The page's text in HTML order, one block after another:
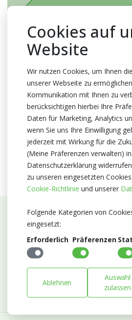
Abonnieren Sie unseren
Bleiben Sie auf dem Laufenden mit
Entwicklungen von Blumengroßhandel
Cookies auf
Website
Wir nutzen Cookies, um Ihnen
unserer Webseite zu
Kommunikation mit Ihnen zu
berücksichtigen hierbei Ihre
Daten für Marketing, Analytics
wenn Sie uns Ihre Einwilligung
jederzeit mit Wirkung für die
(Meine Präferenzen verwalten)
Datenschutzerklärung
zu unseren eingesetzten
Cookie-Richtlinie und unserer
Folgende Kategorien von
eingesetzt:
Erforderlich Präferenzen
Ablehnen
Auswahl
zulassen